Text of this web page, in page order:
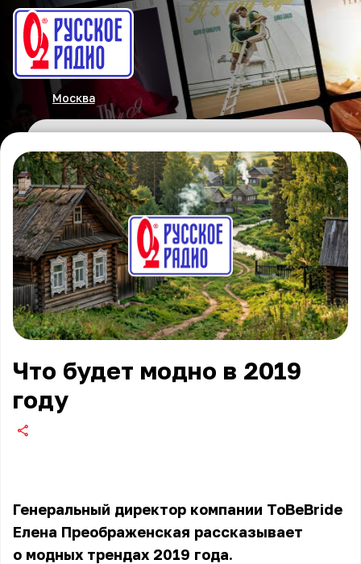
Москва
Что будет модно в 2019
году
Генеральный директор компании ToBeBride
Елена Преображенская рассказывает
о модных трендах 2019 года.